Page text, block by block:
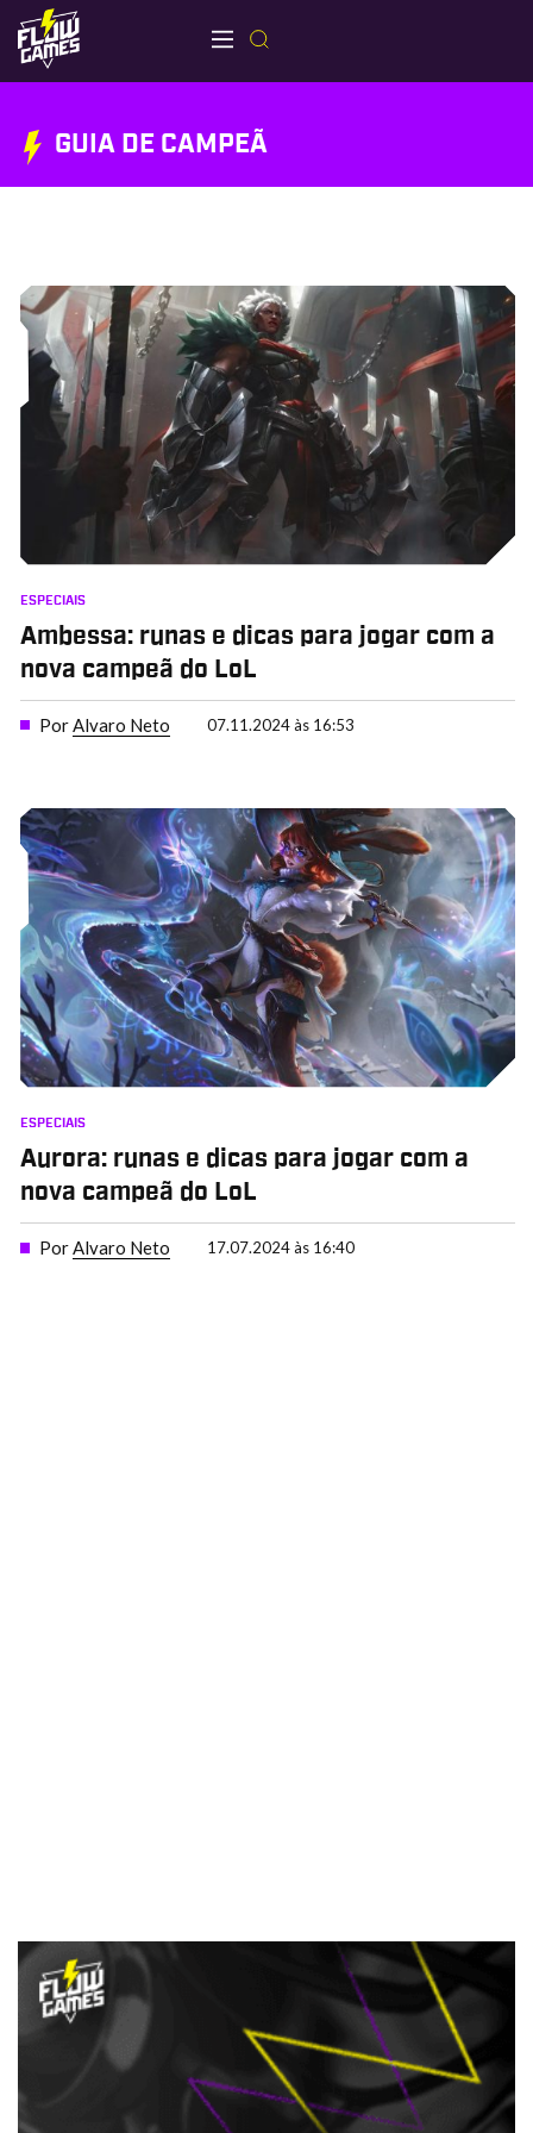
GUIA DE CAMPEÃ
ESPECIAIS
Ambessa: runas e dicas para jogar com a
nova campeã do LoL
PorAlvaro Neto 07.11.2024 às 16:53
ESPECIAIS
Aurora: runas e dicas para jogar com a
nova campeã do LoL
PorAlvaro Neto 17.07.2024 às 16:40